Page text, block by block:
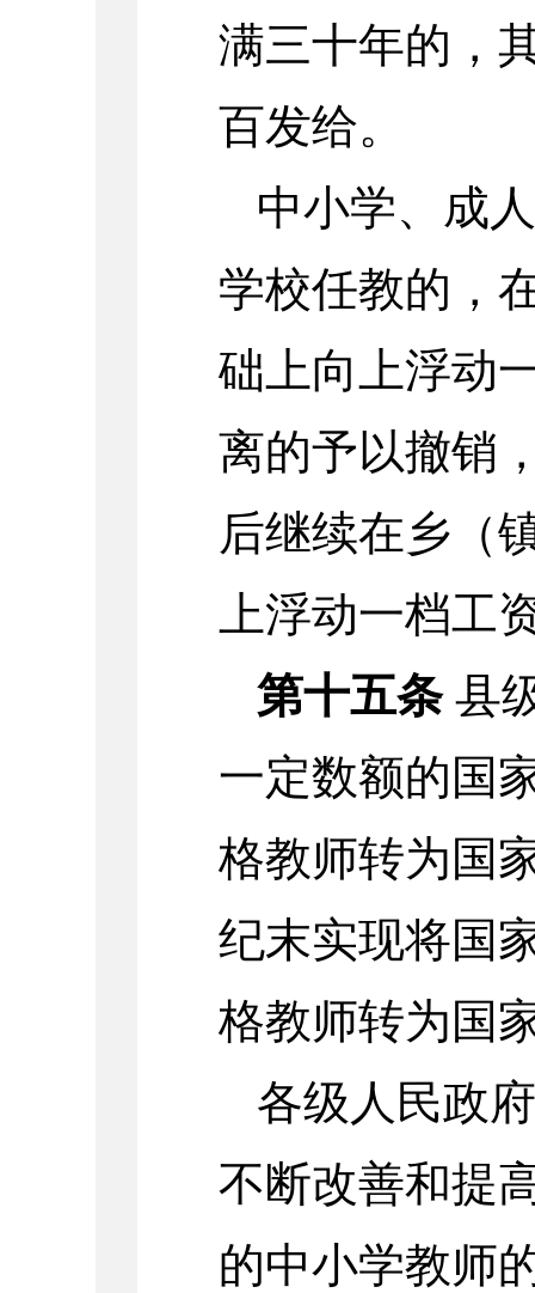
满三十年的，
百发给。
中小学、成
学校任教的，
础上向上浮动
离的予以撤销
后继续在乡（
上浮动一档工
第十五条 县
一定数额的国
格教师转为国
纪末实现将国
格教师转为国
各级人民政
不断改善和提
的中小学教师